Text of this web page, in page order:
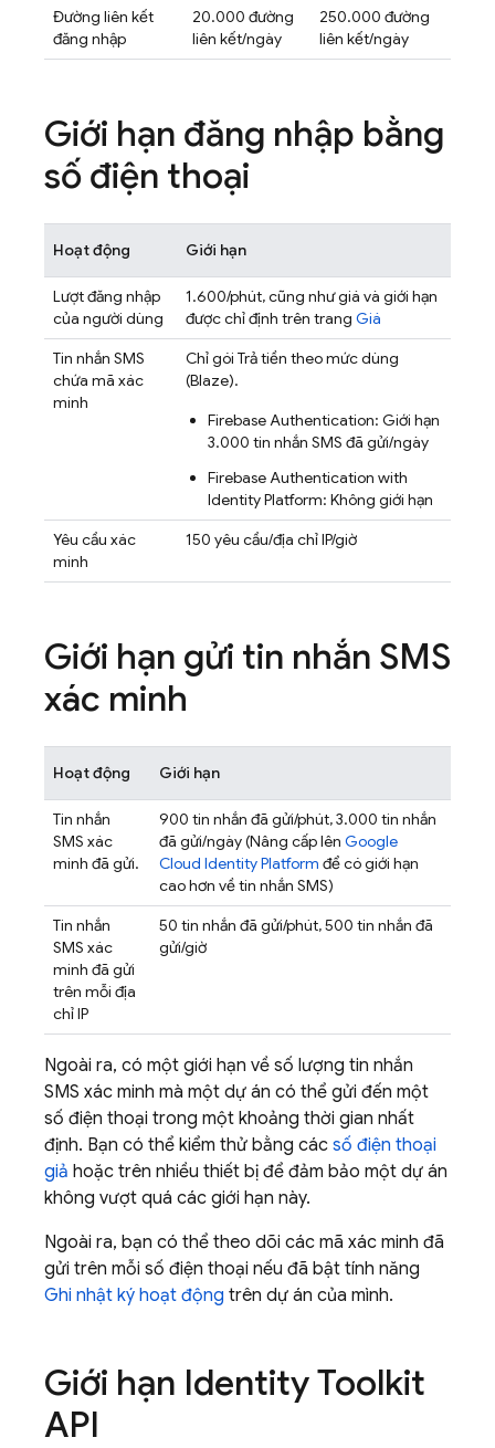
Đường liên kết
đăng nhập
20.000 đường
liên kết/ngày
250.000 đường
liên kết/ngày
Giới hạn đăng nhập bằng
số điện thoại
Hoạt động Giới hạn
Lượt đăng nhập
của người dùng
1.600/phút, cũng như giá và giới hạn
được chỉ định trên trang Giá
Tin nhắn SMS
chứa mã xác
minh
Chỉ gói Trả tiền theo mức dùng
(Blaze).
Firebase Authentication: Giới hạn
3.000 tin nhắn SMS đã gửi/ngày
Firebase Authentication with
Identity Platform: Không giới hạn
Yêu cầu xác
minh
150 yêu cầu/địa chỉ IP/giờ
Giới hạn gửi tin nhắn SMS
xác minh
Hoạt động Giới hạn
Tin nhắn
SMS xác
minh đã gửi.
900 tin nhắn đã gửi/phút, 3.000 tin nhắn
đã gửi/ngày (Nâng cấp lên Google
Cloud Identity Platform để có giới hạn
cao hơn về tin nhắn SMS)
Tin nhắn
SMS xác
minh đã gửi
trên mỗi địa
chỉ IP
50 tin nhắn đã gửi/phút, 500 tin nhắn đã
gửi/giờ
Ngoài ra, có một giới hạn về số lượng tin nhắn
SMS xác minh mà một dự án có thể gửi đến một
số điện thoại trong một khoảng thời gian nhất
định. Bạn có thể kiểm thử bằng các số điện thoại
giả hoặc trên nhiều thiết bị để đảm bảo một dự án
không vượt quá các giới hạn này.
Ngoài ra, bạn có thể theo dõi các mã xác minh đã
gửi trên mỗi số điện thoại nếu đã bật tính năng
Ghi nhật ký hoạt động trên dự án của mình.
Giới hạn Identity Toolkit
API